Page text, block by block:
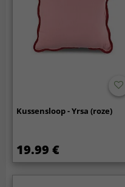
Kussensloop - Yrsa (roze)
19.99 €